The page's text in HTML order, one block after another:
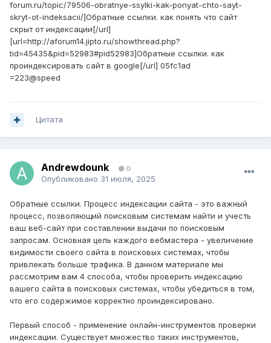
forum.ru/topic/79506-obratnye-ssylki-kak-ponyat-chto-sayt-
skryt-ot-indeksacii/]Обратные ссылки. как понять что сайт
скрыт от индексации[/url]
[url=http://aforum14.jipto.ru/showthread.php?
tid=45435&pid=52983#pid52983]Обратные ссылки. как
проиндексировать сайт в google[/url] 05fc1ad
=223@speed
Цитата
Andrewdounk 0
Опубликовано 31 июля, 2025
Обратные ссылки. Процесс индексации сайта - это важный
процесс, позволяющий поисковым системам найти и учесть
ваш веб-сайт при составлении выдачи по поисковым
запросам. Основная цель каждого вебмастера - увеличение
видимости своего сайта в поисковых системах, чтобы
привлекать больше трафика. В данном материале мы
рассмотрим вам 4 способа, чтобы проверить индексацию
вашего сайта в поисковых системах, чтобы убедиться в том,
что его содержимое корректно проиндексировано.
Первый способ - применение онлайн-инструментов проверки
индексации. Существует множество таких инструментов,